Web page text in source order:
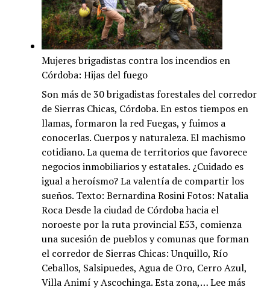
Mujeres brigadistas contra los incendios en
Córdoba: Hijas del fuego
Son más de 30 brigadistas forestales del corredor
de Sierras Chicas, Córdoba. En estos tiempos en
llamas, formaron la red Fuegas, y fuimos a
conocerlas. Cuerpos y naturaleza. El machismo
cotidiano. La quema de territorios que favorece
negocios inmobiliarios y estatales. ¿Cuidado es
igual a heroísmo? La valentía de compartir los
sueños. Texto: Bernardina Rosini Fotos: Natalia
Roca Desde la ciudad de Córdoba hacia el
noroeste por la ruta provincial E53, comienza
una sucesión de pueblos y comunas que forman
el corredor de Sierras Chicas: Unquillo, Río
Ceballos, Salsipuedes, Agua de Oro, Cerro Azul,
Villa Animí y Ascochinga. Esta zona,…Lee más: